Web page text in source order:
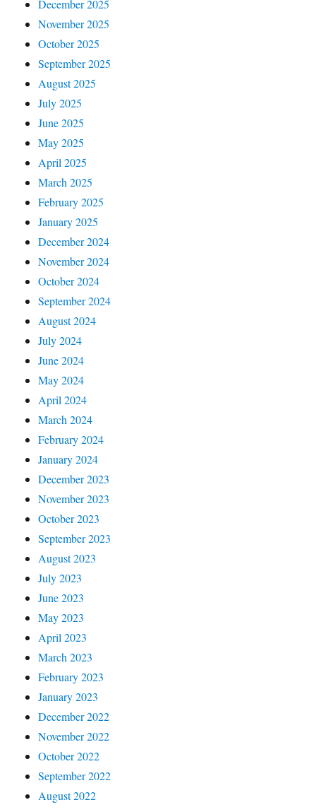
December 2025
November 2025
October 2025
September 2025
August 2025
July 2025
June 2025
May 2025
April 2025
March 2025
February 2025
January 2025
December 2024
November 2024
October 2024
September 2024
August 2024
July 2024
June 2024
May 2024
April 2024
March 2024
February 2024
January 2024
December 2023
November 2023
October 2023
September 2023
August 2023
July 2023
June 2023
May 2023
April 2023
March 2023
February 2023
January 2023
December 2022
November 2022
October 2022
September 2022
August 2022